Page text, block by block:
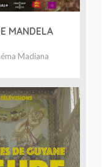
MANDELA
Madiana